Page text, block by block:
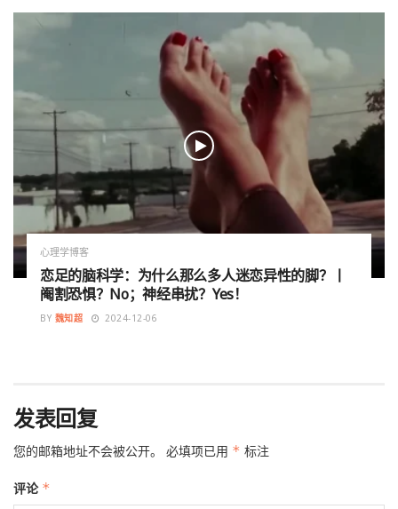
心理学博客
恋足的脑科学：为什么那么多人迷恋异性的脚？丨
阉割恐惧？No；神经串扰？Yes！
BY 魏知超 2024-12-06
发表回复
您的邮箱地址不会被公开。 必填项已用 * 标注
评论 *